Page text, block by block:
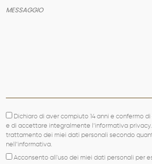
PRODOTTI
Dichiaro di aver compiuto 14 anni e confermo
e di accettare integralmente l’informativa privacy.
trattamento dei miei dati personali secondo
nell’informativa.
Acconsento all'uso dei miei dati personali per